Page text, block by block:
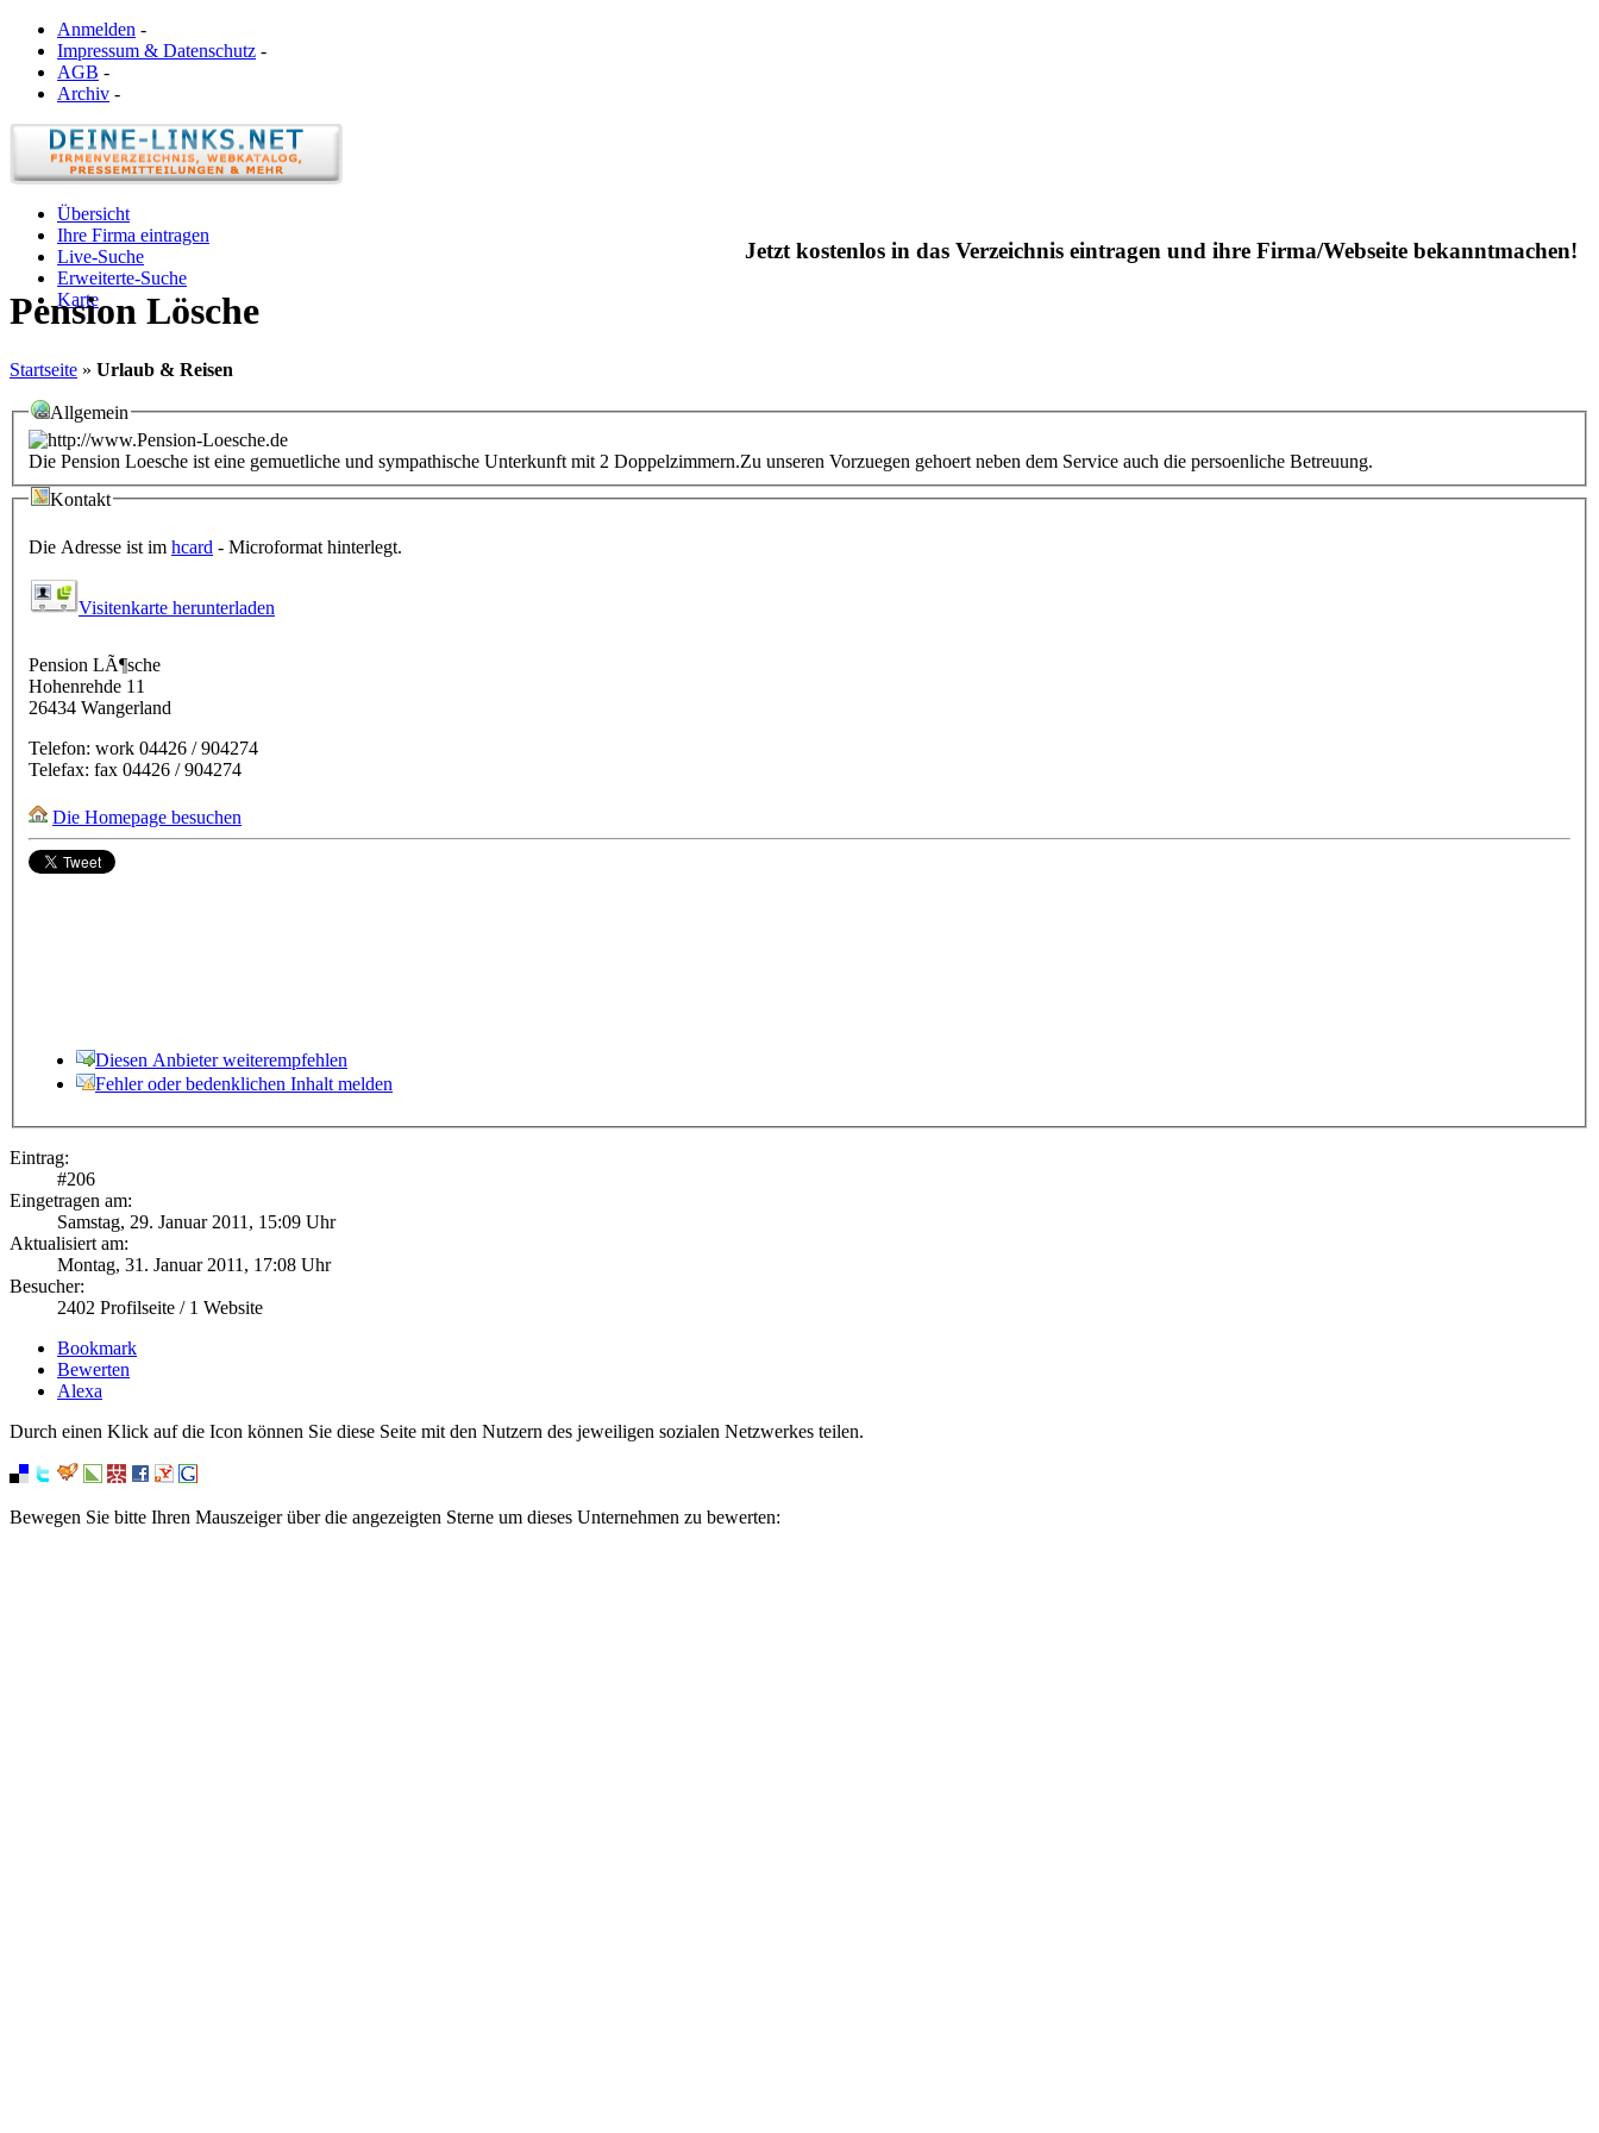
Anmelden -
Impressum & Datenschutz -
AGB -
Archiv -
Übersicht
Ihre Firma eintragen
Live-Suche
Erweiterte-Suche
Karte
Jetzt kostenlos in das Verzeichnis eintragen und ihre Firma/Webseite bekanntmachen!
Pension Lösche
Startseite » Urlaub & Reisen
Allgemein
Die Pension Loesche ist eine gemuetliche und sympathische Unterkunft mit 2 Doppelzimmern.Zu unseren Vorzuegen gehoert neben dem Service auch die persoenliche Betreuung.
Kontakt
Die Adresse ist im hcard - Microformat hinterlegt.
Visitenkarte herunterladen
Pension LÃ¶sche
Hohenrehde 11
26434 Wangerland
Telefon: work 04426 / 904274
Telefax: fax 04426 / 904274
Die Homepage besuchen
Diesen Anbieter weiterempfehlen
Fehler oder bedenklichen Inhalt melden
Eintrag:
#206
Eingetragen am:
Samstag, 29. Januar 2011, 15:09 Uhr
Aktualisiert am:
Montag, 31. Januar 2011, 17:08 Uhr
Besucher:
2402 Profilseite / 1 Website
Bookmark
Bewerten
Alexa
Durch einen Klick auf die Icon können Sie diese Seite mit den Nutzern des jeweiligen sozialen Netzwerkes teilen.
Bewegen Sie bitte Ihren Mauszeiger über die angezeigten Sterne um dieses Unternehmen zu bewerten: